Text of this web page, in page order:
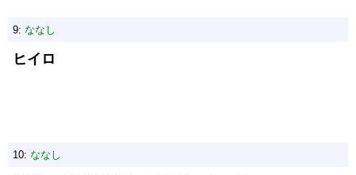
9: ななし
ヒイロ
10: ななし